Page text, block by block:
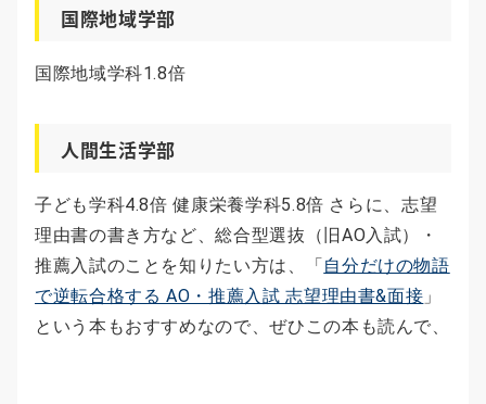
国際地域学部
国際地域学科1.8倍
人間生活学部
子ども学科4.8倍 健康栄養学科5.8倍 さらに、志望
理由書の書き方など、総合型選抜（旧AO入試）・
推薦入試のことを知りたい方は、「自分だけの物語
で逆転合格する AO・推薦入試 志望理由書&面接 」
という本もおすすめなので、ぜひこの本も読んで、